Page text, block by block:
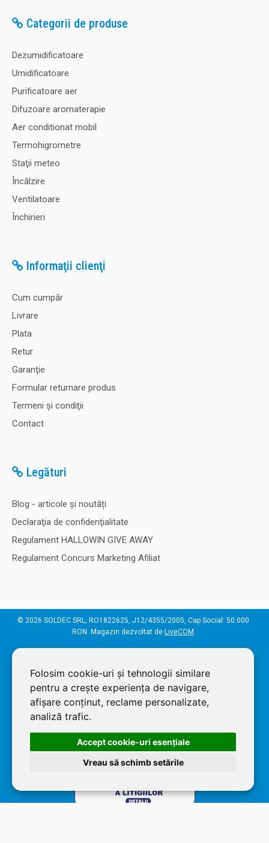
Folosim cookie-uri și tehnologii similare
pentru a crește experiența de navigare,
afișare conținut, reclame personalizate,
analiză trafic.
Accept cookie-uri esenţiale
Vreau să schimb setările
Categorii de produse
Dezumidificatoare
Umidificatoare
Purificatoare aer
Difuzoare aromaterapie
Aer conditionat mobil
Termohigrometre
Staţii meteo
Încălzire
Ventilatoare
Închirieri
Informaţii clienţi
Cum cumpăr
Livrare
Plata
Retur
Garanţie
Formular returnare produs
Termeni şi condiţii
Contact
Legături
Blog - articole și noutăți
Declaraţia de confidenţialitate
Regulament HALLOWIN GIVE AWAY
Regulament Concurs Marketing Afiliat
© 2026 SOLDEC SRL, RO1822625, J12/4355/2005, Cap Social: 50.000
RON. Magazin dezvoltat de LiveCOM